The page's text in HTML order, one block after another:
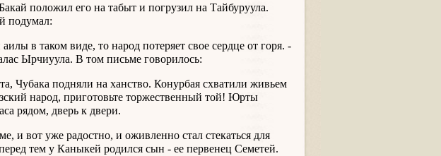
положил его на табыт и погрузил на Тайбуруула.
подумал:
в таком виде, то народ потеряет свое сердце от горя. -
Ырчиуула. В том письме говорилось:
Чубака подняли на ханство. Конурбая схватили живьем
народ, приготовьте торжественный той! Юрты
рядом, дверь к двери.
и вот уже радостно, и оживленно стал стекаться для
тем у Каныкей родился сын - ее первенец Семетей.